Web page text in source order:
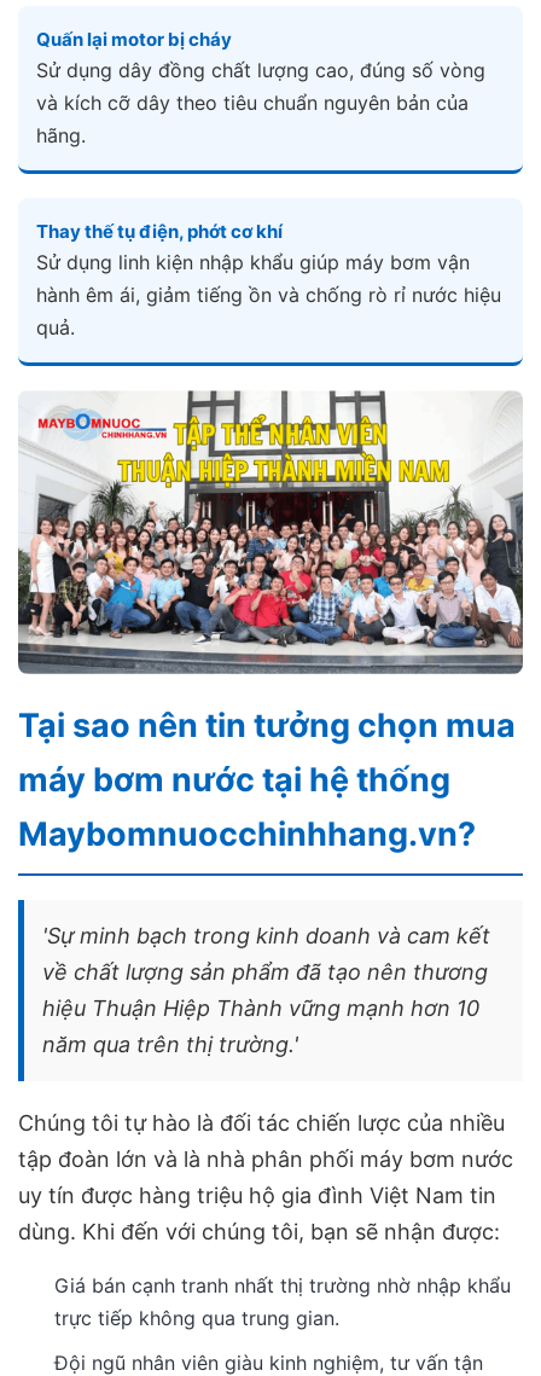
Quấn lại motor bị cháy
Sử dụng dây đồng chất lượng cao, đúng số vòng
và kích cỡ dây theo tiêu chuẩn nguyên bản của
hãng.
Thay thế tụ điện, phớt cơ khí
Sử dụng linh kiện nhập khẩu giúp máy bơm vận
hành êm ái, giảm tiếng ồn và chống rò rỉ nước hiệu
quả.
Tại sao nên tin tưởng chọn mua
máy bơm nước tại hệ thống
Maybomnuocchinhhang.vn?
'Sự minh bạch trong kinh doanh và cam kết
về chất lượng sản phẩm đã tạo nên thương
hiệu Thuận Hiệp Thành vững mạnh hơn 10
năm qua trên thị trường.'
Chúng tôi tự hào là đối tác chiến lược của nhiều
tập đoàn lớn và là nhà phân phối máy bơm nước
uy tín được hàng triệu hộ gia đình Việt Nam tin
dùng. Khi đến với chúng tôi, bạn sẽ nhận được:
Giá bán cạnh tranh nhất thị trường nhờ nhập khẩu
trực tiếp không qua trung gian.
Đội ngũ nhân viên giàu kinh nghiệm, tư vấn tận